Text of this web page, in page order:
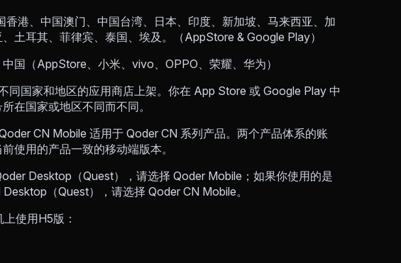
港、中国澳门、中国台湾、日本、印度、新加坡、马来西亚、加
土耳其、菲律宾、泰国、埃及。（AppStore & Google Play）
国（AppStore、小米、vivo、OPPO、荣耀、华为）
同国家和地区的应用商店上架。你在 App Store 或 Google Play 中
在国家或地区不同而不同。
CN Mobile 适用于 Qoder CN 系列产品。两个产品体系的账
使用的产品一致的移动端版本。
Desktop（Quest），请选择 Qoder Mobile；如果你使用的是
（Quest），请选择 Qoder CN Mobile。
使用H5版：